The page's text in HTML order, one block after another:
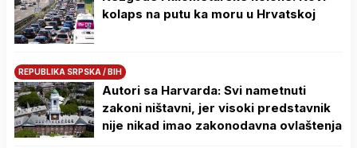
kolaps na putu ka moru u Hrvatskoj
REPUBLIKA SRPSKA / BIH
Autori sa Harvarda: Svi nametnuti
zakoni ništavni, jer visoki predstavnik
nije nikad imao zakonodavna ovlaštenja